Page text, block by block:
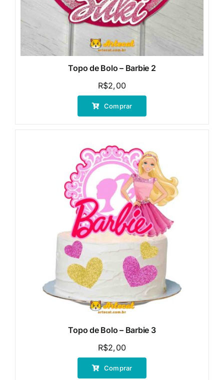
Topo de Bolo – Barbie 2
R$2,00
Comprar
Topo de Bolo – Barbie 3
R$2,00
Comprar